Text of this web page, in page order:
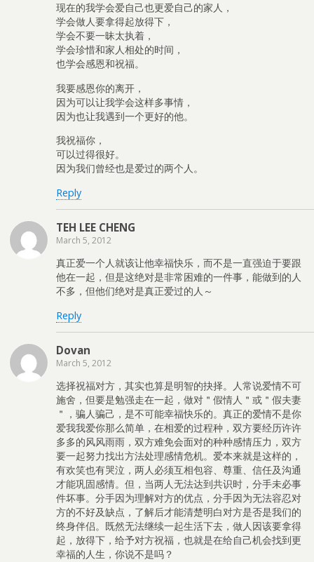
现在的我学会爱自己也更爱自己的家人，
学会做人要拿得起放得下，
学会不要一昧太执着，
学会珍惜和家人相处的时间，
也学会感恩和祝福。
我要感恩你的离开，
因为可以让我学会这样多事情，
因为也让我遇到一个更好的他。
我祝福你，
可以过得很好。
因为我们曾经也是爱过的两个人。
Reply
TEH LEE CHENG
March 5, 2012
真正爱一个人就该让他幸福快乐，而不是一直强迫于要跟
他在一起，但是这绝对是非常困难的一件事，能做到的人
不多，但他们绝对是真正爱过的人～
Reply
Dovan
March 5, 2012
选择祝福对方，其实也算是明智的抉择。人常说爱情不可
施舍，但要是勉强走在一起，做对＂假情人＂或＂假夫妻
＂，骗人骗己，是不可能幸福快乐的。真正的爱情不是你
爱我我爱你那么简单，在相爱的过程种，双方要经历许许
多多的风风雨雨，双方难免会面对的种种感情压力，双方
要一起努力找出方法处理感情危机。爱本来就是这样的，
有欢笑也有哭泣，两人必须互相包容、尊重、信任及沟通
才能巩固感情。但，当两人无法达到共识时，分手未必事
件坏事。分手因为理解对方的优点，分手因为无法容忍对
方的不好及缺点，了解后才能清楚明白对方是否是我们的
终身伴侣。既然无法继续一起生活下去，做人因该要拿得
起，放得下，给予对方祝福，也就是在给自己机会找到更
幸福的人生，你说不是吗？